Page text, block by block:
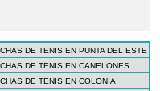
DE TENIS EN PUNTA DEL ESTE
DE TENIS EN CANELONES
DE TENIS EN COLONIA